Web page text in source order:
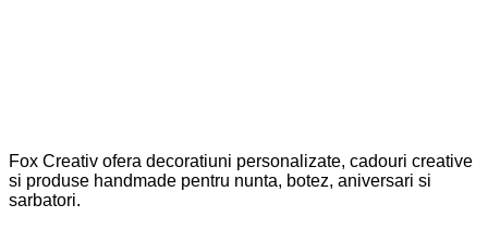
Fox Creativ ofera decoratiuni personalizate, cadouri creative
si produse handmade pentru nunta, botez, aniversari si
sarbatori.